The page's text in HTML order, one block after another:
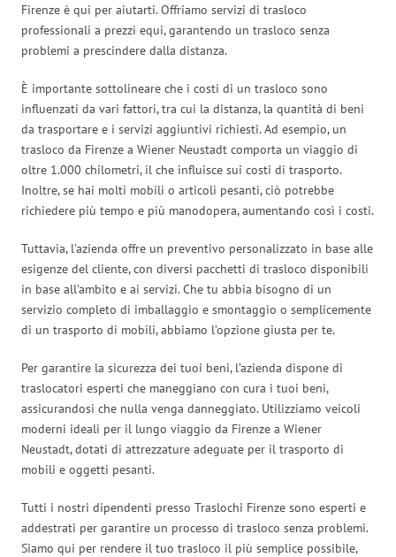
Firenze è qui per aiutarti. Offriamo servizi di trasloco
professionali a prezzi equi, garantendo un trasloco senza
problemi a prescindere dalla distanza.
È importante sottolineare che i costi di un trasloco sono
influenzati da vari fattori, tra cui la distanza, la quantità di beni
da trasportare e i servizi aggiuntivi richiesti. Ad esempio, un
trasloco da Firenze a Wiener Neustadt comporta un viaggio di
oltre 1.000 chilometri, il che influisce sui costi di trasporto.
Inoltre, se hai molti mobili o articoli pesanti, ciò potrebbe
richiedere più tempo e più manodopera, aumentando così i costi.
Tuttavia, l’azienda offre un preventivo personalizzato in base alle
esigenze del cliente, con diversi pacchetti di trasloco disponibili
in base all’ambito e ai servizi. Che tu abbia bisogno di un
servizio completo di imballaggio e smontaggio o semplicemente
di un trasporto di mobili, abbiamo l’opzione giusta per te.
Per garantire la sicurezza dei tuoi beni, l’azienda dispone di
traslocatori esperti che maneggiano con cura i tuoi beni,
assicurandosi che nulla venga danneggiato. Utilizziamo veicoli
moderni ideali per il lungo viaggio da Firenze a Wiener
Neustadt, dotati di attrezzature adeguate per il trasporto di
mobili e oggetti pesanti.
Tutti i nostri dipendenti presso Traslochi Firenze sono esperti e
addestrati per garantire un processo di trasloco senza problemi.
Siamo qui per rendere il tuo trasloco il più semplice possibile,